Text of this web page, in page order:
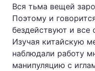
Вся тьма вещей
Поэтому и
бездействуют и все
Изучая китайскую
наблюдали работу
манипуляцию с